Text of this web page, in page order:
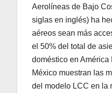
Aerolíneas de Bajo
siglas en inglés) ha
aéreos sean más
el 50% del total de
doméstico en América
México muestran las
del modelo LCC en la